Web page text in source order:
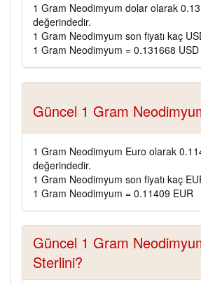
1 Gram Neodimyum dolar olarak
değerindedir.
1 Gram Neodimyum son fiyatı kaç
1 Gram Neodimyum = 0.131668 USD
Güncel 1 Gram
1 Gram Neodimyum Euro olarak
değerindedir.
1 Gram Neodimyum son fiyatı kaç
1 Gram Neodimyum = 0.11409 EUR
Güncel 1 Gram
Sterlini?